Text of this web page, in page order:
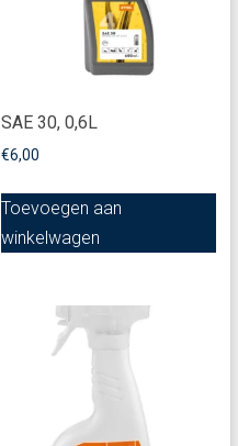
SAE 30, 0,6L
€6,00
Toevoegen aan
winkelwagen